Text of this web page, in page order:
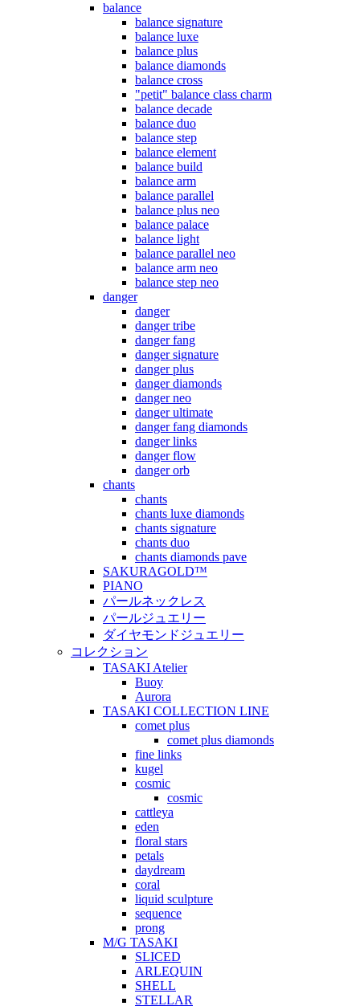
balance
balance signature
balance luxe
balance plus
balance diamonds
balance cross
"petit" balance class charm
balance decade
balance duo
balance step
balance element
balance build
balance arm
balance parallel
balance plus neo
balance palace
balance light
balance parallel neo
balance arm neo
balance step neo
danger
danger
danger tribe
danger fang
danger signature
danger plus
danger diamonds
danger neo
danger ultimate
danger fang diamonds
danger links
danger flow
danger orb
chants
chants
chants luxe diamonds
chants signature
chants duo
chants diamonds pave
SAKURAGOLD™
PIANO
パールネックレス
パールジュエリー
ダイヤモンドジュエリー
コレクション
TASAKI Atelier
Buoy
Aurora
TASAKI COLLECTION LINE
comet plus
comet plus diamonds
fine links
kugel
cosmic
cosmic
cattleya
eden
floral stars
petals
daydream
coral
liquid sculpture
sequence
prong
M/G TASAKI
SLICED
ARLEQUIN
SHELL
STELLAR